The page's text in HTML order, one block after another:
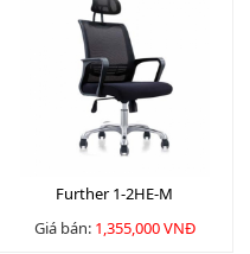
Further 1-2HE-M
Giá bán: 1,355,000 VNĐ